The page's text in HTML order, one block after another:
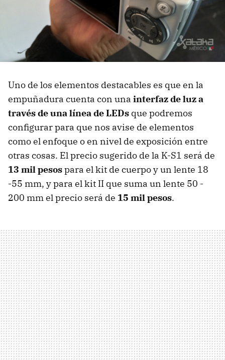
Uno de los elementos destacables es que en la
empuñadura cuenta con una interfaz de luz a
través de una línea de LEDs que podremos
configurar para que nos avise de elementos
como el enfoque o en nivel de exposición entre
otras cosas. El precio sugerido de la K-S1 será de
13 mil pesospara el kit de cuerpo y un lente 18
-55 mm, y para el kit II que suma un lente 50 -
200 mm el precio será de 15 mil pesos.